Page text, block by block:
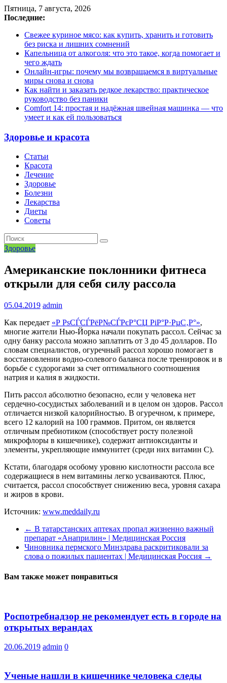
Пятница, 7 августа, 2026
Последние:
Свежее куриное мясо: как купить, хранить и готовить
без риска и лишних сомнений
Капельница от алкоголя: что это такое, когда помогает и
чего ждать
Онлайн-игры: почему мы возвращаемся в виртуальные
миры снова и снова
Как найти и заказать редкое лекарство: практическое
руководство без паники
Comfort 14: простая и надёжная швейная машинка — что
умеет и как ей пользоваться
Здоровье и красота
Статьи
Красота
Лечение
Здоровье
Болезни
Лекарства
Диеты
Советы
Здоровье
Американские поклонники фитнеса
открыли для себя силу рассола
05.04.2019 admin
Как передает «Р РѕСЃСЃРёР№СЃРєР°СЏ РіР°Р·РµС‚Р°»,
многие жители Нью-Йорка начали покупать рассол. Сейчас за
одну банку рассола можно заплатить от 3 до 45 долларов. По
словам специалистов, огуречный рассол хорошо помогает в
восстановлении водно-солевого баланса после тренировок и в
борьбе с судорогами за счет оптимального соотношения
натрия и калия в жидкости.
Пить рассол абсолютно безопасно, если у человека нет
сердечно-сосудистых заболеваний и в целом он здоров. Рассол
отличается низкой калорийностью. В огуречном, к примере,
всего 12 калорий на 100 граммов. Притом, он является
отличным пребиотиком (способствует росту полезной
микрофлоры в кишечнике), содержит антиоксиданты и
элементы, укрепляющие иммунитет (среди них витамин С).
Кстати, благодаря особому уровню кислотности рассола все
содержащиеся в нем витамины легко усваиваются. Плюс,
считается, рассол способствует снижению веса, уровня сахара
и жиров в крови.
Источник: www.meddaily.ru
← В татарстанских аптеках пропал жизненно важный
препарат «Анаприлин» | Медицинская Россия
Чиновника пермского Минздрава раскритиковали за
слова о пожилых пациентах | Медицинская Россия →
Вам также может понравиться
Роспотребнадзор не рекомендует есть в городе на
открытых верандах
20.06.2019 admin 0
Ученые нашли в кишечнике человека следы